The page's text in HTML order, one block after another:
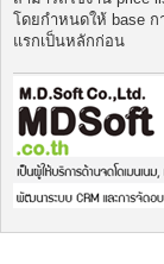
ส
ต์
โดยกำหนดให้ base ก
แรกเป็นหลักก่อน